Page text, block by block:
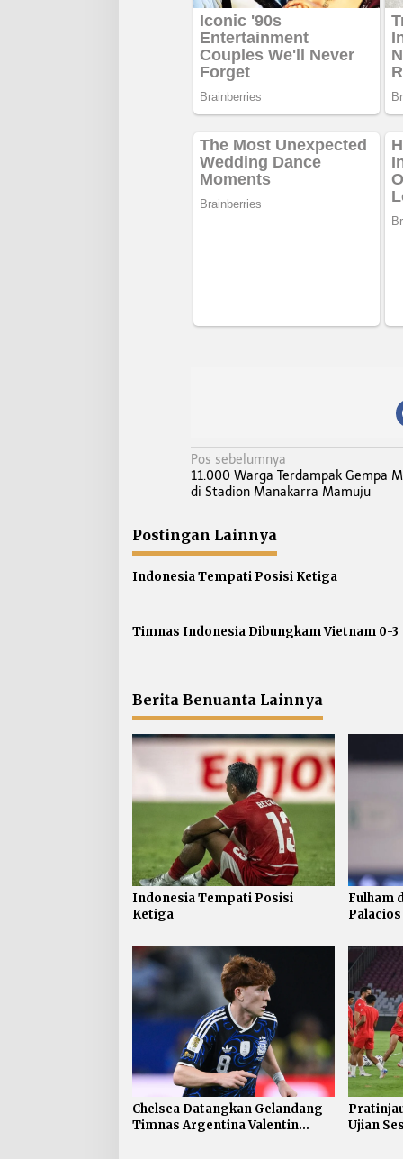
N
a
i
g
a
p
Pos sebelumnya
11.000 Warga Terdampak Gempa
di Stadion Manakarra Mamuju
Postingan Lainnya
Indonesia Tempati Posisi Ketiga
Timnas Indonesia Dibungkam Vietnam 0-3
Berita Benuanta Lainnya
Indonesia Tempati Posisi
Ketiga
Fulham
Chelsea Datangkan Gelandang
Timnas Argentina Valentin
Ujian